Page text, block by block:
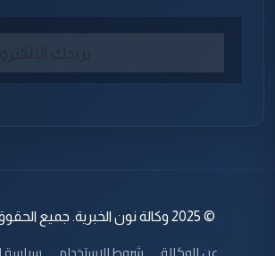
© 2025 وكالة نون الخبرية. جميع الحقوق محفوظة.